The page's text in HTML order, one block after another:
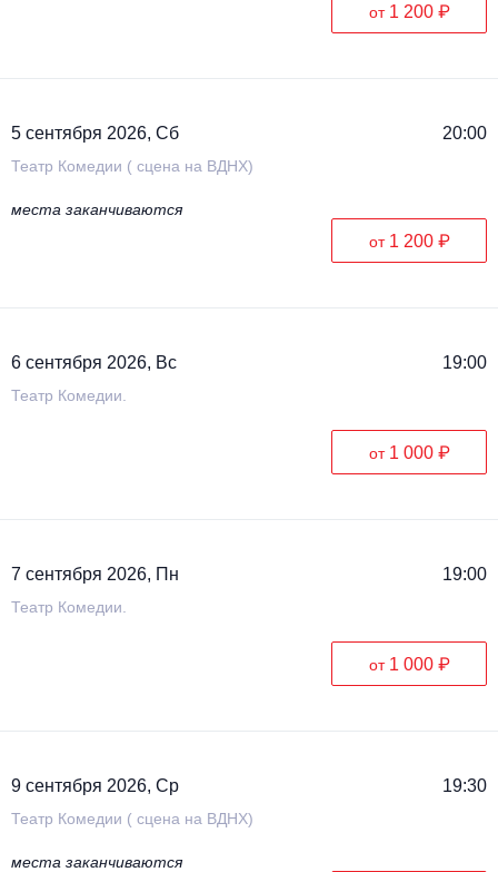
от 1 200 ₽
5 сентября 2026, Сб 20:00
Театр Комедии ( сцена на ВДНХ)
места заканчиваются
от 1 200 ₽
6 сентября 2026, Вс 19:00
Театр Комедии.
от 1 000 ₽
7 сентября 2026, Пн 19:00
Театр Комедии.
от 1 000 ₽
9 сентября 2026, Ср 19:30
Театр Комедии ( сцена на ВДНХ)
места заканчиваются